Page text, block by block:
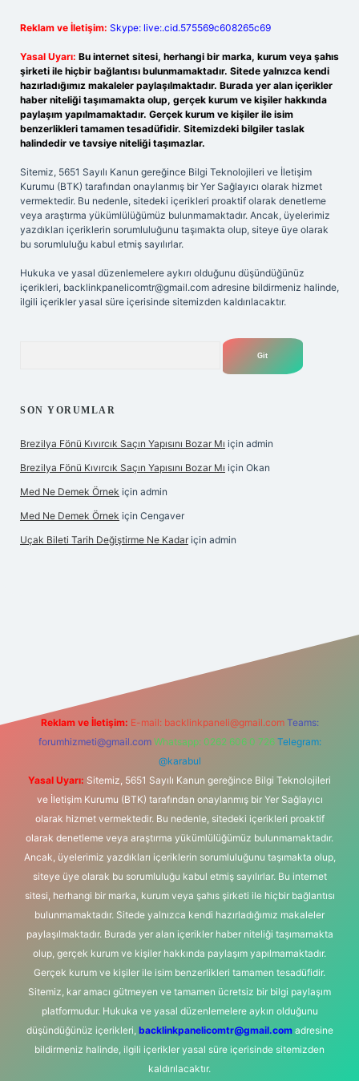
Reklam ve İletişim: Skype: live:.cid.575569c608265c69
Yasal Uyarı: Bu internet sitesi, herhangi bir marka, kurum veya şahıs
şirketi ile hiçbir bağlantısı bulunmamaktadır. Sitede yalnızca kendi
hazırladığımız makaleler paylaşılmaktadır. Burada yer alan içerikler
haber niteliği taşımamakta olup, gerçek kurum ve kişiler hakkında
paylaşım yapılmamaktadır. Gerçek kurum ve kişiler ile isim
benzerlikleri tamamen tesadüfidir. Sitemizdeki bilgiler taslak
halindedir ve tavsiye niteliği taşımazlar.
Sitemiz, 5651 Sayılı Kanun gereğince Bilgi Teknolojileri ve İletişim
Kurumu (BTK) tarafından onaylanmış bir Yer Sağlayıcı olarak hizmet
vermektedir. Bu nedenle, sitedeki içerikleri proaktif olarak denetleme
veya araştırma yükümlülüğümüz bulunmamaktadır. Ancak, üyelerimiz
yazdıkları içeriklerin sorumluluğunu taşımakta olup, siteye üye olarak
bu sorumluluğu kabul etmiş sayılırlar.
Hukuka ve yasal düzenlemelere aykırı olduğunu düşündüğünüz
içerikleri, backlinkpanelicomtr@gmail.com adresine bildirmeniz halinde,
ilgili içerikler yasal süre içerisinde sitemizden kaldırılacaktır.
SON YORUMLAR
Brezilya Fönü Kıvırcık Saçın Yapısını Bozar Mı için admin
Brezilya Fönü Kıvırcık Saçın Yapısını Bozar Mı için Okan
Med Ne Demek Örnek için admin
Med Ne Demek Örnek için Cengaver
Uçak Bileti Tarih Değiştirme Ne Kadar için admin
Reklam ve İletişim: E-mail: backlinkpaneli@gmail.com Teams:
forumhizmeti@gmail.com Whatsapp: 0262 606 0 726 Telegram:
@karabul
Yasal Uyarı: Sitemiz, 5651 Sayılı Kanun gereğince Bilgi Teknolojileri
ve İletişim Kurumu (BTK) tarafından onaylanmış bir Yer Sağlayıcı
olarak hizmet vermektedir. Bu nedenle, sitedeki içerikleri proaktif
olarak denetleme veya araştırma yükümlülüğümüz bulunmamaktadır.
Ancak, üyelerimiz yazdıkları içeriklerin sorumluluğunu taşımakta olup,
siteye üye olarak bu sorumluluğu kabul etmiş sayılırlar. Bu internet
sitesi, herhangi bir marka, kurum veya şahıs şirketi ile hiçbir bağlantısı
bulunmamaktadır. Sitede yalnızca kendi hazırladığımız makaleler
paylaşılmaktadır. Burada yer alan içerikler haber niteliği taşımamakta
olup, gerçek kurum ve kişiler hakkında paylaşım yapılmamaktadır.
Gerçek kurum ve kişiler ile isim benzerlikleri tamamen tesadüfidir.
Sitemiz, kar amacı gütmeyen ve tamamen ücretsiz bir bilgi paylaşım
platformudur. Hukuka ve yasal düzenlemelere aykırı olduğunu
düşündüğünüz içerikleri, backlinkpanelicomtr@gmail.comadresine
bildirmeniz halinde, ilgili içerikler yasal süre içerisinde sitemizden
kaldırılacaktır.